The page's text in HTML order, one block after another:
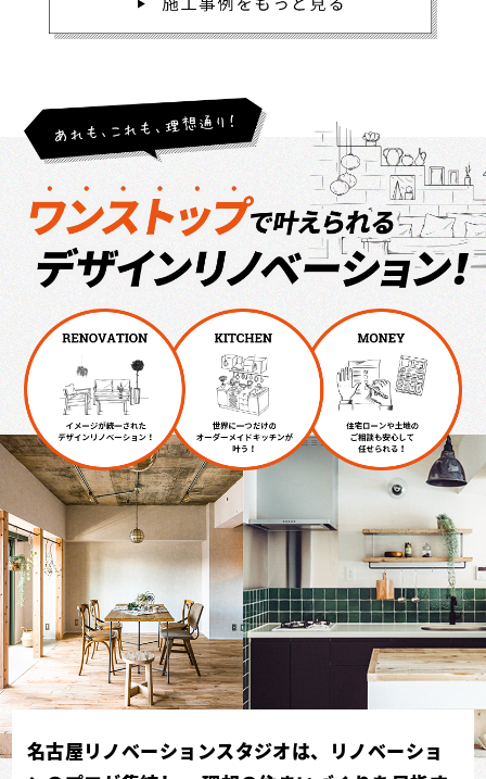
名古屋リノベーションスタジオは、リノベーショ